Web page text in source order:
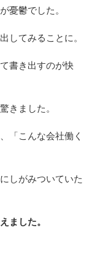
憂鬱でした。
してみることに。
書き出すのが快
きました。
「こんな会社働く
しがみついていた
ました。